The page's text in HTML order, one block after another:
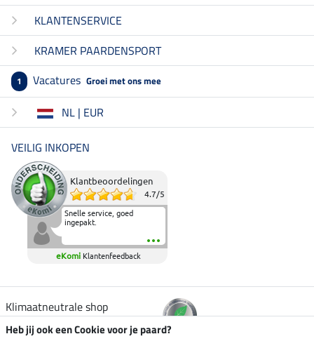
KLANTENSERVICE
KRAMER PAARDENSPORT
1 Vacatures Groei met ons mee
NL | EUR
VEILIG INKOPEN
Klantbeoordelingen
4.7/5
Snelle service, goed
ingepakt.
eKomi Klantenfeedback
Klimaatneutrale shop
Heb jij ook een Cookie voor je paard?